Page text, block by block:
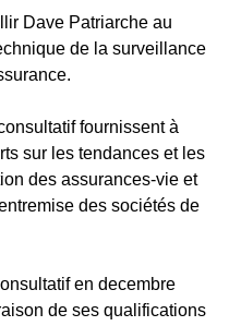
Dave Patriarche au
de la surveillance
fournissent à
sur les tendances et les
des assurances-vie et
des sociétés de
en decembre
de ses qualifications